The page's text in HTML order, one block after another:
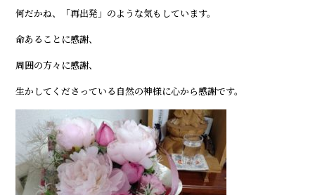
何だかね、「再出発」のような気もしています。
命あることに感謝、
周囲の方々に感謝、
生かしてくださっている自然の神様に心から感謝です。